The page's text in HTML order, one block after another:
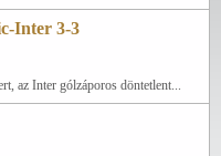
Inter 3-3
az Inter gólzáporos döntetlent...